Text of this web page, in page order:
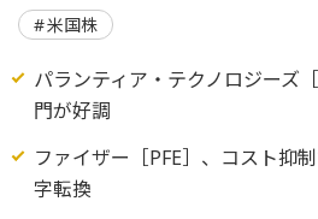
米国株
パランティア・テクノロジーズ
門が好調
ファイザー［PFE］、コスト抑
字転換